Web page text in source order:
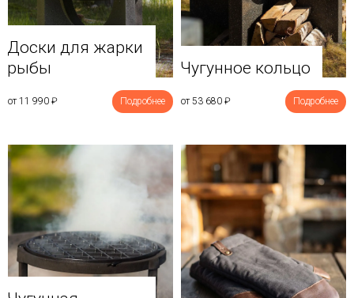
Доски для жарки
рыбы
от 11 990 ₽ Подробнее
Чугунное кольцо
от 53 680 ₽ Подробнее